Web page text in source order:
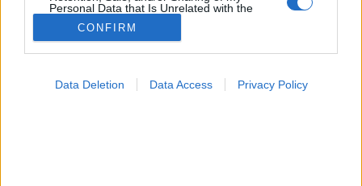
Personal Data that Is Unrelated with the
Purposes for which it was collected.
Opted Out
CONFIRM
Data Deletion Data Access Privacy Policy